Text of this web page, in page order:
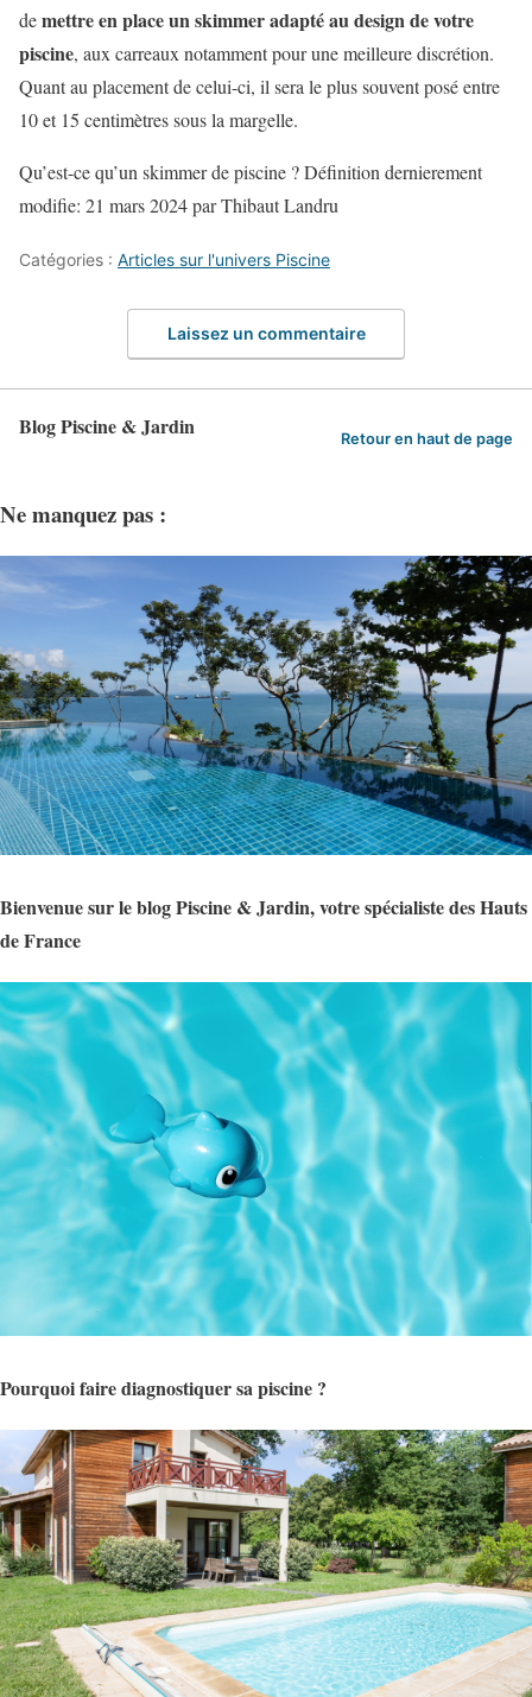
demettre en place un skimmer adapté au design de votre
piscine, aux carreaux notamment pour une meilleure discrétion.
Quant au placement de celui-ci, il sera le plus souvent posé entre
10 et 15 centimètres sous la margelle.
Qu’est-ce qu’un skimmer de piscine ? Définition dernierement
modifie: 21 mars 2024parThibaut Landru
Catégories : Articles sur l'univers Piscine
Laissez un commentaire
Blog Piscine & Jardin Retour en haut de page
Ne manquez pas :
Bienvenue sur le blog Piscine & Jardin, votre spécialiste des Hauts
de France
Pourquoi faire diagnostiquer sa piscine ?